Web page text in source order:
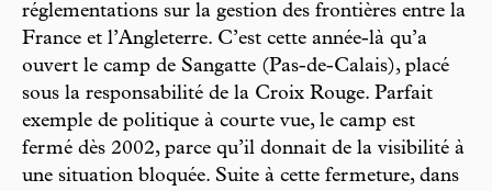
réglementations sur la gestion des frontières entre la
France et l’Angleterre. C’est cette année-là qu’a
ouvert le camp de Sangatte (Pas-de-Calais), placé
sous la responsabilité de la Croix Rouge. Parfait
exemple de politique à courte vue, le camp est
fermé dès 2002, parce qu’il donnait de la visibilité à
une situation bloquée. Suite à cette fermeture, dans